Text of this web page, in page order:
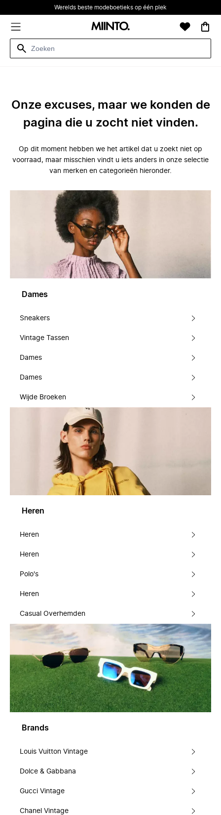
Werelds beste modeboetieks op één plek
Onze excuses, maar we konden de
pagina die u zocht niet vinden.
Op dit moment hebben we het artikel dat u zoekt niet op
voorraad, maar misschien vindt u iets anders in onze selectie
van merken en categorieën hieronder.
Dames
Sneakers
Vintage Tassen
Dames
Dames
Wijde Broeken
Heren
Heren
Heren
Polo's
Heren
Casual Overhemden
Brands
Louis Vuitton Vintage
Dolce & Gabbana
Gucci Vintage
Chanel Vintage